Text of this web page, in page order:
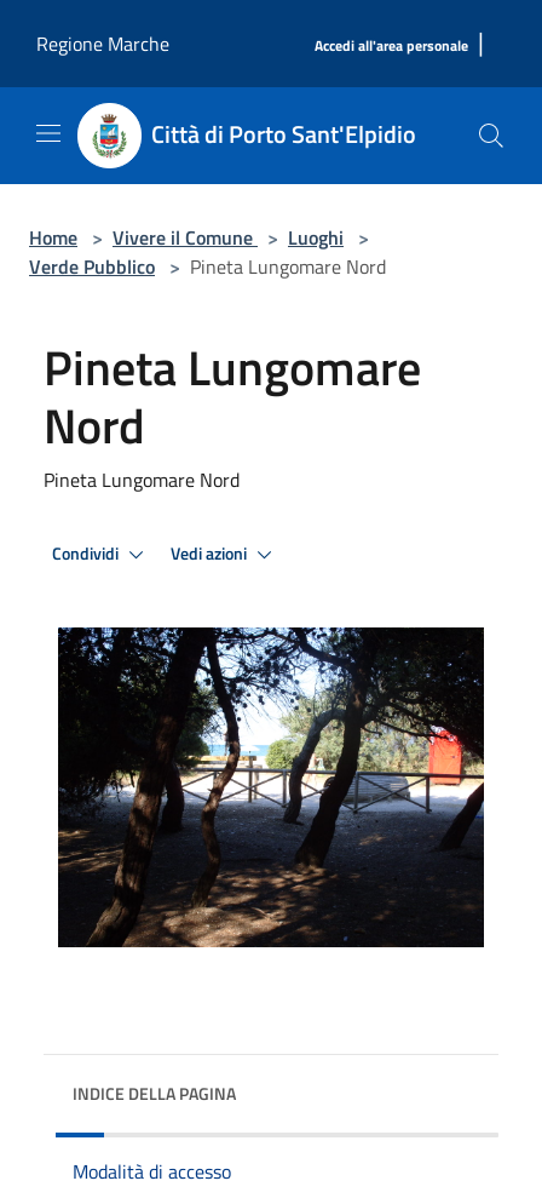
Regione Marche
Accedi all'area personale |
Città di Porto Sant'Elpidio
Home > Vivere il Comune > Luoghi >
Verde Pubblico > Pineta Lungomare Nord
Pineta Lungomare
Nord
Pineta Lungomare Nord
Condividi Vedi azioni
INDICE DELLA PAGINA
Modalità di accesso